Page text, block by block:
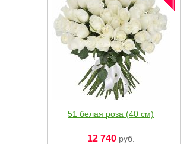
51 белая роза (40 см)
12 740руб.